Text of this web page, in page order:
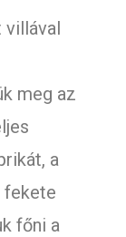
villával
meg az
a
fekete
főni a